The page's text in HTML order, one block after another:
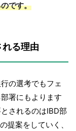
です。
る理由
の選考でもフェ
署にもよります
されるのはIBD部
提案をしていく、